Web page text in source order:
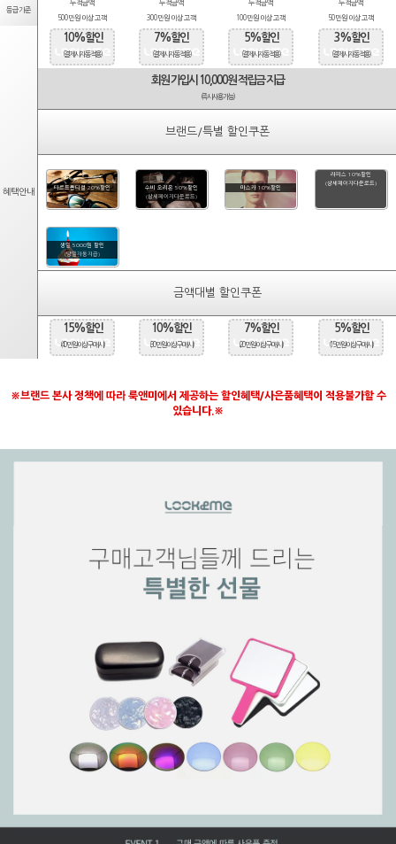
등급기준
누적금액
500만원 이상 고객
누적금액
300만원 이상 고객
누적금액
100만원 이상 고객
누적금액
50만원 이상 고객
혜택안내
10%할인
(결제시 자동적용)
7%할인
(결제시 자동적용)
5%할인
(결제시 자동적용)
3%할인
(결제시 자동적용)
회원 가입시 10,000원 적립금 지급
(즉시사용가능)
브랜드/특별 할인쿠폰
타르트옵티컬 20%할인
수비 오리온 50%할인
(상세페이지다운로드)
마스카 10%할인
라피스 10%할인
(상세페이지다운로드)
생일 5000원 할인
(당일자동지급)
금액대별 할인쿠폰
15%할인
(40만원 이상 구매시)
10%할인
(30만원 이상 구매시)
7%할인
(20만원 이상 구매시)
5%할인
(15만원 이상 구매시)
※브랜드 본사 정책에 따라 룩앤미에서 제공하는 할인혜택/사은품혜택이 적용불가할 수
있습니다.※